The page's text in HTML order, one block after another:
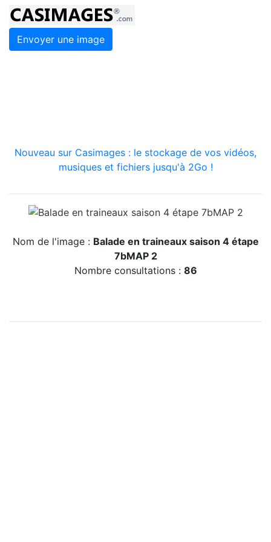
Envoyer une image
Nouveau sur Casimages : le stockage de vos vidéos,
musiques et fichiers jusqu'à 2Go !
Nom de l'image : Balade en traineaux saison 4 étape
7bMAP 2
Nombre consultations : 86